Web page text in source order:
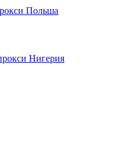
Польша
Нигерия